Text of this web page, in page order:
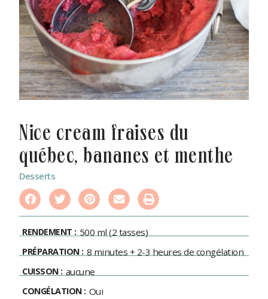
nice cream fraises du
québec, bananes et menthe
Desserts
RENDEMENT : 500 ml (2 tasses)
PRÉPARATION : 8 minutes + 2-3 heures de congélation
CUISSON : aucune
CONGÉLATION : Oui